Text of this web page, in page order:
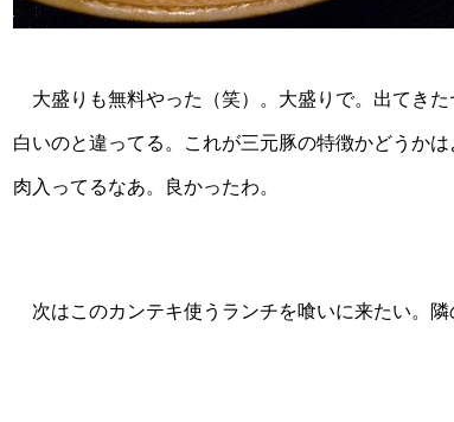
大盛りも無料やった（笑）。大盛りで。出てき
白いのと違ってる。これが三元豚の特徴かどうか
肉入ってるなあ。良かったわ。
次はこのカンテキ使うランチを喰いに来たい。隣